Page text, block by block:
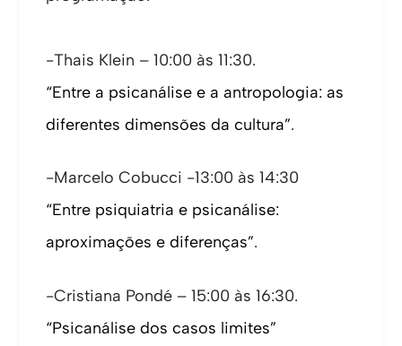
-Thais Klein – 10:00 às 11:30.
“Entre a psicanálise e a antropologia: as
diferentes dimensões da cultura”.
-Marcelo Cobucci -13:00 às 14:30
“Entre psiquiatria e psicanálise:
aproximações e diferenças”.
-Cristiana Pondé – 15:00 às 16:30.
“Psicanálise dos casos limites”